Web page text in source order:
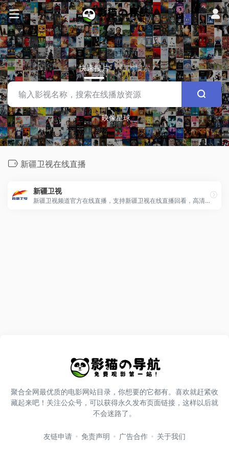
快速搜片 站内搜索
映像星球
新疆卫视在线直播
新疆卫视
新疆卫视频道官方在线直播，支持新疆卫视在线直播回看，高清免费观看，还有最新最全的新疆卫视节目表。
聚合全网最优质的电影网站目录，你想要的它都有。喜欢就赶紧收
藏起来吧！关注公众号，可以获得永久发布页面链接，这样以后就
不会迷路了。
友链申请 免责声明 广告合作 关于我们